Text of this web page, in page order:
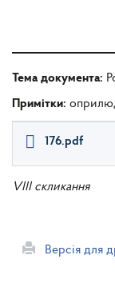
Тема документа:
Примітки:
176.pdf
VIII скликання
Версія для